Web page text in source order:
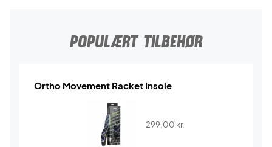
POPULÆRT TILBEHØR
Ortho Movement Racket Insole
299,00 kr.